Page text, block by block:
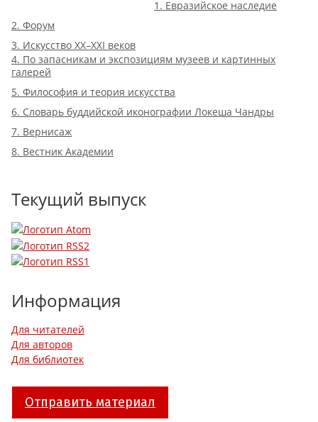
1. Евразийское наследие
2. Форум
3. Искусство XX–XXI веков
4. По запасникам и экспозициям музеев и картинных
галерей
5. Философия и теория искусства
6. Словарь буддийской иконографии Локеша Чандры
7. Вернисаж
8. Вестник Академии
Текущий выпуск
Информация
Для читателей
Для авторов
Для библиотек
Отправить материал